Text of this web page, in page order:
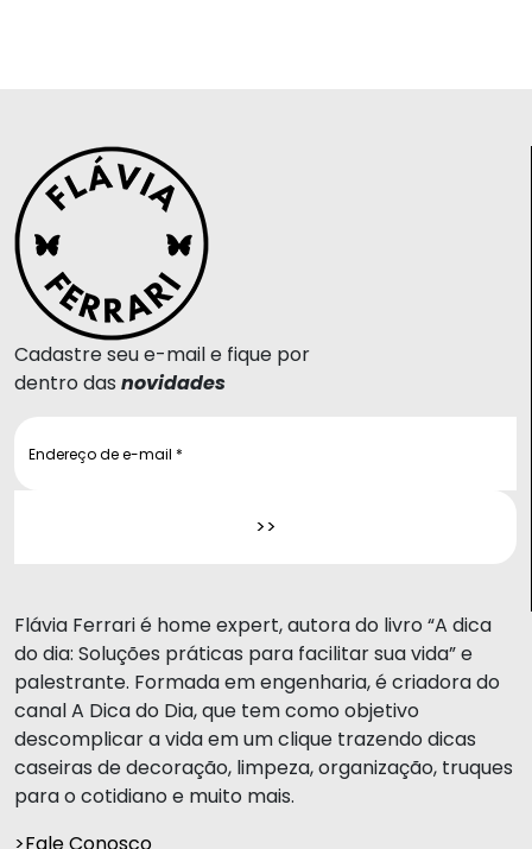
Cadastre seu e-mail e fique por
dentro das novidades
Flávia Ferrari é home expert, autora do livro “A dica
do dia: Soluções práticas para facilitar sua vida” e
palestrante. Formada em engenharia, é criadora do
canal A Dica do Dia, que tem como objetivo
descomplicar a vida em um clique trazendo dicas
caseiras de decoração, limpeza, organização, truques
para o cotidiano e muito mais.
>Fale Conosco